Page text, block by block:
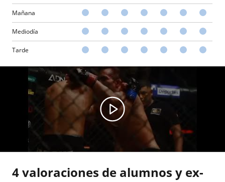
Mañana
Mediodía
Tarde
4 valoraciones de alumnos y ex-